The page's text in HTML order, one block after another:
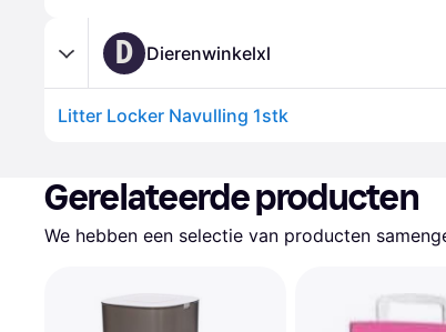
D Dierenwinkelxl
Litter Locker Navulling 1stk
Gerelateerde producten
We hebben een selectie van producten